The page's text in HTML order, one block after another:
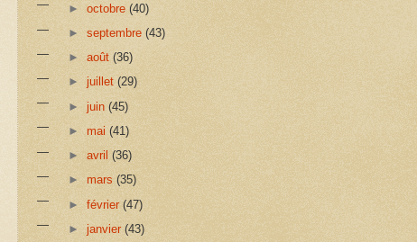
►octobre(40)
►septembre(43)
►août(36)
►juillet(29)
►juin(45)
►mai(41)
►avril(36)
►mars(35)
►février(47)
►janvier(43)